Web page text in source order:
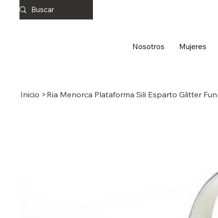
Nosotros Mujeres
Inicio > Ria Menorca Plataforma Sili Esparto Glitter